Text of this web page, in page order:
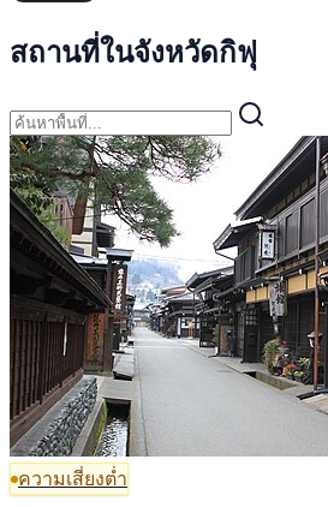
สถานที่ในจังหวัดกิฟุ
ความเสี่ยงต่ำ